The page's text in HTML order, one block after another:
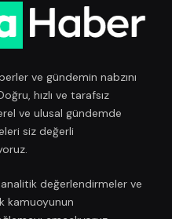
ve gündemin nabzını
hızlı ve tarafsız
ve ulusal gündemde
siz değerli
analitik değerlendirmeler ve
kamuoyunun